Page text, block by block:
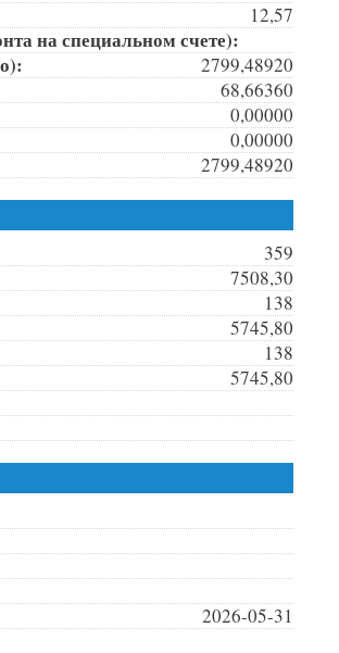
12,57
на специальном счете):
2799,48920
68,66360
0,00000
0,00000
2799,48920
359
7508,30
138
5745,80
138
5745,80
2026-05-31